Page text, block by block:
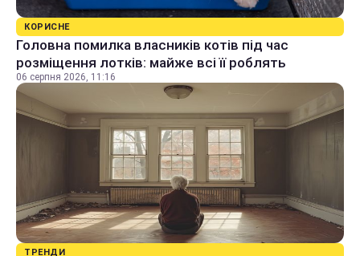
КОРИСНЕ
Головна помилка власників котів під час
розміщення лотків: майже всі її роблять
06 серпня 2026, 11:16
ТРЕНДИ